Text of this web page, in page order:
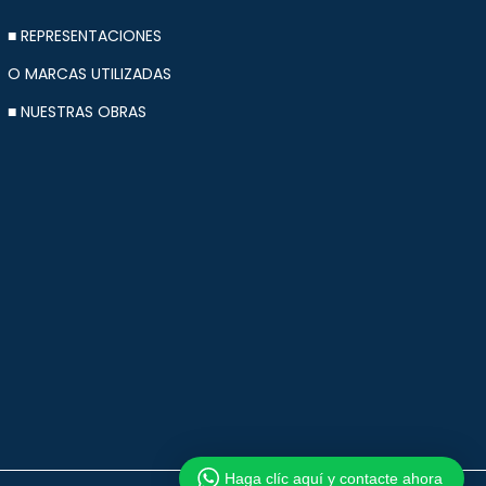
■ REPRESENTACIONES
O MARCAS UTILIZADAS
■ NUESTRAS OBRAS
Haga clíc aquí y contacte ahora